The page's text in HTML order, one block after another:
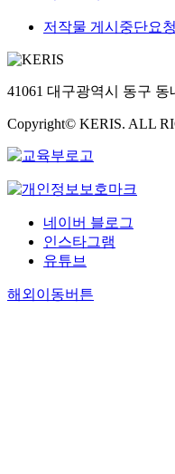
저작물 게시중단요청
41061 대구광역시 동구 동
Copyright© KERIS. ALL
네이버 블로그
인스타그램
유튜브
해외이동버튼